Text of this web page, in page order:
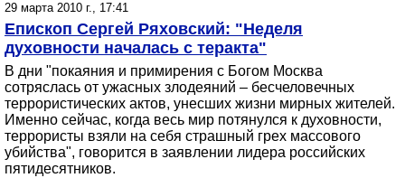
29 марта 2010 г., 17:41
Епископ Сергей Ряховский: "Неделя
духовности началась с теракта"
В дни "покаяния и примирения с Богом Москва
сотряслась от ужасных злодеяний – бесчеловечных
террористических актов, унесших жизни мирных жителей.
Именно сейчас, когда весь мир потянулся к духовности,
террористы взяли на себя страшный грех массового
убийства", говорится в заявлении лидера российских
пятидесятников.